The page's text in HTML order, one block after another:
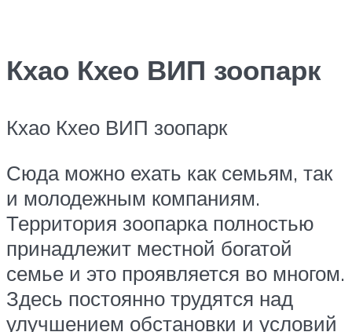
Кхао Кхео ВИП зоопарк
Кхао Кхео ВИП зоопарк
Сюда можно ехать как семьям, так
и молодежным компаниям.
Территория зоопарка полностью
принадлежит местной богатой
семье и это проявляется во многом.
Здесь постоянно трудятся над
улучшением обстановки и условий